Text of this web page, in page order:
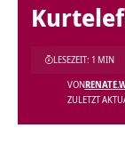
ZULETZT
VON
LESEZEIT: 1 MIN